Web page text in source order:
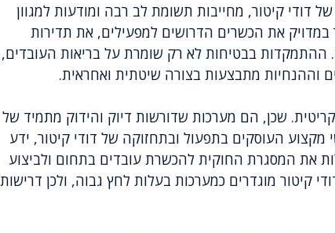
דודי קיטור, מחייבות תשומת לב רבה ומודעות למגוון
את הכשרים הדרושים למפעילים, את תדירות
ההתמקדות בבטיחות לא רק שומרת על בריאות העובדים,
וההנחיות מתבצעות בצורה שיטתית ואחראית.
שכן, הם מערכות שדורשות דיוק והידוק מתמיד של
מקצוע העוסקים בתפעול ובתחזוקה של דודי קיטור, ידע
את המסגרת החוקית להכשרת עובדים בתחום ולביצוע
קיטור מוגדרים כמערכות בעלות לחץ גבוה, ולכן דרישות